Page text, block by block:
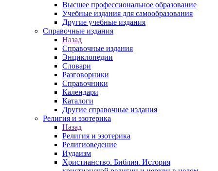
Высшее профессиональное образование
Учебные издания для самообразования
Другие учебные издания
Справочные издания
Назад
Справочные издания
Энциклопедии
Словари
Разговорники
Справочники
Календари
Каталоги
Другие справочные издания
Религия и эзотерика
Назад
Религия и эзотерика
Религиоведение
Иудаизм
Христианство. Библия. История